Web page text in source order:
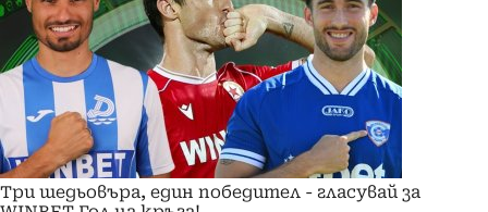
Три шедьовъра, един победител - гласувай за